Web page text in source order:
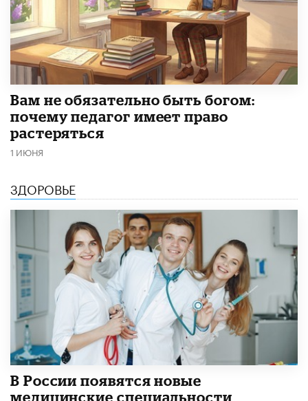
​Вам не обязательно быть богом:
почему педагог имеет право
растеряться
1 ИЮНЯ
ЗДОРОВЬЕ
В России появятся новые
медицинские специальности